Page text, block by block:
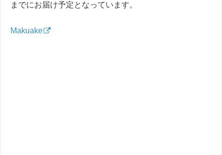
までにお届け予定となっています。
Makuake